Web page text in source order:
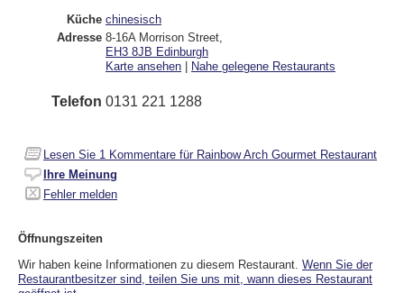
Küche chinesisch
Adresse 8-16A Morrison Street
EH3 8JB Edinburgh
Karte ansehen | Nahe gelegene Restaurants
Telefon 0131 221 1288
Lesen Sie 1 Kommentare für Rainbow Arch Gourmet Restaurant
Ihre Meinung
Fehler melden
Öffnungszeiten
Wir haben keine Informationen zu diesem Restaurant. Wenn Sie der
Restaurantbesitzer sind, teilen Sie uns mit, wann dieses Restaurant